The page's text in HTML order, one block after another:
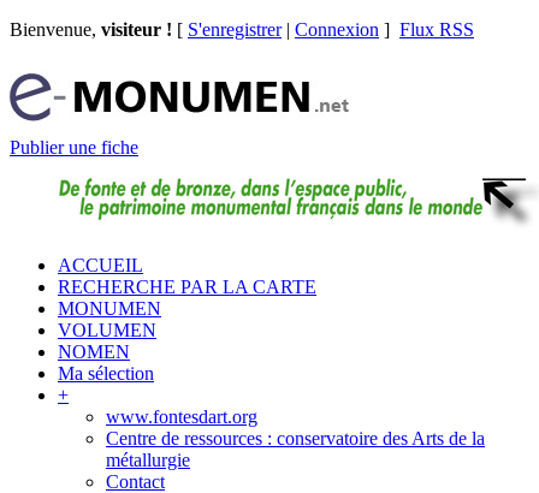
Bienvenue, visiteur ! [ S'enregistrer| Connexion ] Flux RSS
Publier une fiche
ACCUEIL
RECHERCHE PAR LA CARTE
MONUMEN
VOLUMEN
NOMEN
Ma sélection
+
www.fontesdart.org
Centre de ressources : conservatoire des Arts de la
métallurgie
Contact